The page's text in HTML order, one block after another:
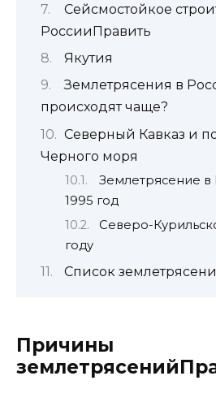
Сейсмостойкое
РоссииПравить
Якутия
Землетрясения в
происходят чаще?
Северный Кавказ и
Черного моря
Землетрясение в
1995 год
Северо-
году
Список
Причины